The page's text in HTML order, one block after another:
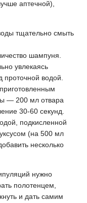
аптечной),
тщательно смыть
шампуня.
увлекаясь
водой.
— 200 мл отвара
30-60 секунд.
подкисленной
(на 500 мл
несколько
нужно
полотенцем,
и дать самим